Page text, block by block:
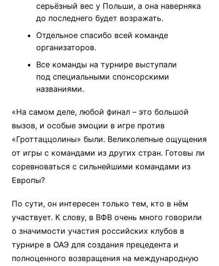
серьёзный вес у Польши, а она наверняка
до последнего будет возражать.
Отдельное спасибо всей команде
организаторов.
Все команды на турнире выступали
под специальными спонсорскими
названиями.
«На самом деле, любой финал – это большой
вызов, и особые эмоции в игре против
«Гроттаццолины» были. Великолепные ощущения
от игры с командами из других стран. Готовы ли
соревноваться с сильнейшими командами из
Европы?
По сути, он интересен только тем, кто в нём
участвует. К слову, в ВФВ очень много говорили
о значимости участия российских клубов в
турнире в ОАЭ для создания прецедента и
полноценного возвращения на международную